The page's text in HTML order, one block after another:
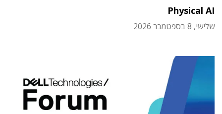
Physical AI
שלישי, 8 בספטמבר 2026